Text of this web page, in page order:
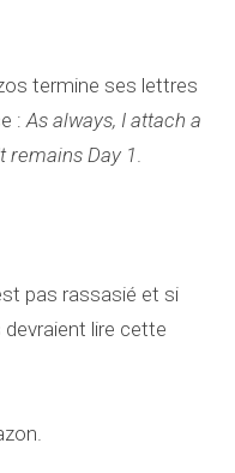
termine ses lettres
:As always, I attach a
remains Day 1.
pas rassasié et si
lire cette